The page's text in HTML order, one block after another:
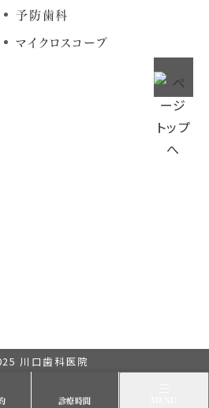
予防歯科
マイクロスコープ
川口歯科医院
診療時間